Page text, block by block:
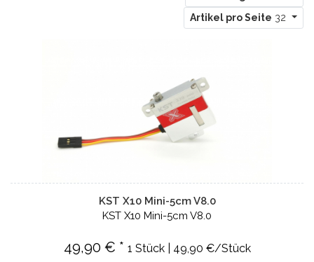
Artikel pro Seite 32
KST X10 Mini-5cm V8.0
KST X10 Mini-5cm V8.0
49,90 € * 1 Stück | 49,90 €/Stück